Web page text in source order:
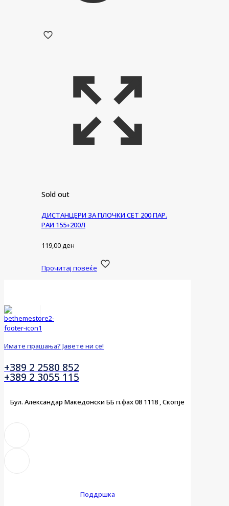
Sold out
ДИСТАНЦЕРИ ЗА ПЛОЧКИ СЕТ 200 ПАР.
РАИ 155+200Л
119,00ден
Прочитај повеќе
Имате прашања? Јавете ни се!
+389 2 2580 852
+389 2 3055 115
Бул. Александар Македонски ББ п.фах 08 1118 , Скопје
Поддршка